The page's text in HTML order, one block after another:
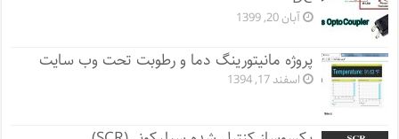
آبان 20, 1399
پروژه مانيتورينگ دما و رطوبت تحت وب سایت
اسفند 17, 1394